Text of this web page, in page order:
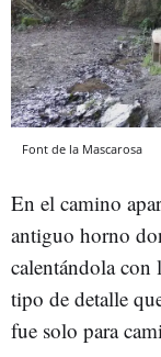
Font de la Mascarosa
En el camino
antiguo horno
calentándola con
tipo de detalle
fue solo para